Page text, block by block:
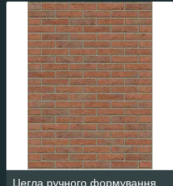
Цегла ручного формування